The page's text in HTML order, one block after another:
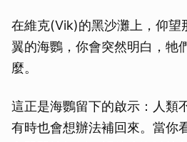
在維克(Vik)的黑沙灘上，仰望
翼的海鸚，你會突然明白，牠
麼。
這正是海鸚留下的啟示：人類
有時也會想辦法補回來。當你